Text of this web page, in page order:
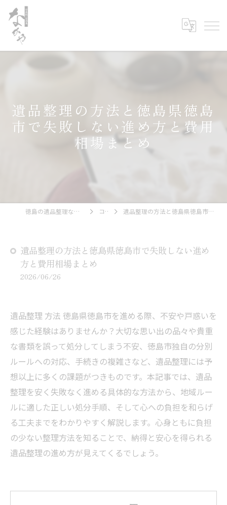
遺品整理の方法と徳島県徳島
市で失敗しない進め方と費用
相場まとめ
徳島の遺品整理なら古美術・古道具 なかや コラム 遺品整理の方法と徳島県徳島市で失敗しない進め方と費用相場まとめ
遺品整理の方法と徳島県徳島市で失敗しない進め
方と費用相場まとめ
2026/06/26
遺品整理 方法 徳島県徳島市を進める際、不安や戸惑いを
感じた経験はありませんか？大切な思い出の品々や貴重
な書類を誤って処分してしまう不安、徳島市独自の分別
ルールへの対応、手続きの複雑さなど、遺品整理には予
想以上に多くの課題がつきものです。本記事では、遺品
整理を安く失敗なく進める具体的な方法から、地域ルー
ルに適した正しい処分手順、そして心への負担を和らげ
る工夫までをわかりやすく解説します。心身ともに負担
の少ない整理方法を知ることで、納得と安心を得られる
遺品整理の進め方が見えてくるでしょう。